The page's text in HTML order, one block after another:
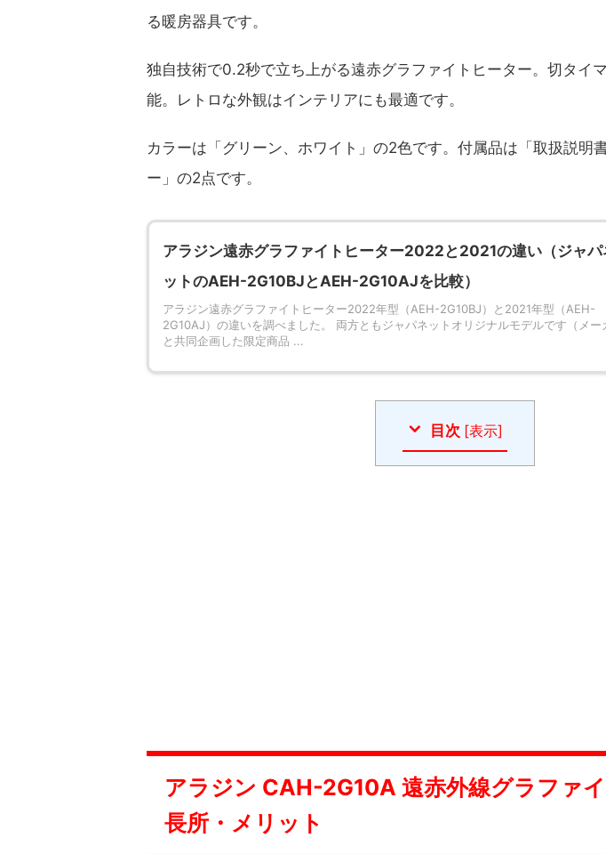
る暖房器具です。
独自技術で0.2秒で立ち上がる遠赤グラファイトヒーター。切タイ
能。レトロな外観はインテリアにも最適です。
カラーは「グリーン、ホワイト」の2色です。付属品は「取扱説明
ー」の2点です。
アラジン遠赤グラファイトヒーター2022と2021の違い（ジャパ
ットのAEH-2G10BJとAEH-2G10AJを比較）
アラジン遠赤グラファイトヒーター2022年型（AEH-2G10BJ）と2021年型（AEH-
2G10AJ）の違いを調べました。 両方ともジャパネットオリジナルモデルです（メー
と共同企画した限定商品 ...
目次 [表示]
アラジン CAH-2G10A 遠赤外線グラファ
長所・メリット